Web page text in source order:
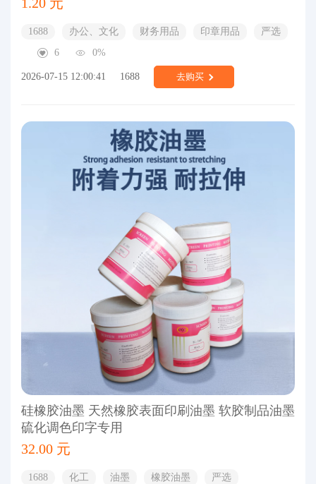
1688 办公、文化 财务用品 印章用品
严选
6
0%
2026-07-15 12:00:41 1688 去购买
硅橡胶油墨 天然橡胶表面印刷油墨 软胶制品油墨
硫化调色印字专用
32.00 元
1688 化工 油墨 橡胶油墨
严选